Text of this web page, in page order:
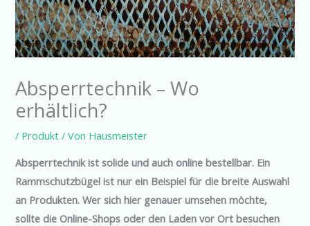
Absperrtechnik – Wo
erhältlich?
/ Produkt / Von Hausmeister
Absperrtechnik ist solide und auch online bestellbar. Ein
Rammschutzbügel ist nur ein Beispiel für die breite Auswahl
an Produkten. Wer sich hier genauer umsehen möchte,
sollte die Online-Shops oder den Laden vor Ort besuchen